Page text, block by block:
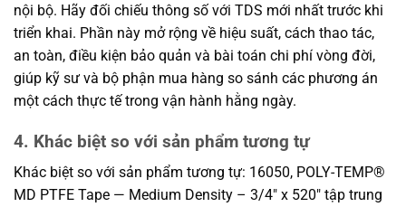
nội bộ. Hãy đối chiếu thông số với TDS mới nhất trước khi
triển khai. Phần này mở rộng về hiệu suất, cách thao tác,
an toàn, điều kiện bảo quản và bài toán chi phí vòng đời,
giúp kỹ sư và bộ phận mua hàng so sánh các phương án
một cách thực tế trong vận hành hằng ngày.
4. Khác biệt so với sản phẩm tương tự
Khác biệt so với sản phẩm tương tự: 16050, POLY-TEMP®
MD PTFE Tape — Medium Density – 3/4″ x 520″ tập trung